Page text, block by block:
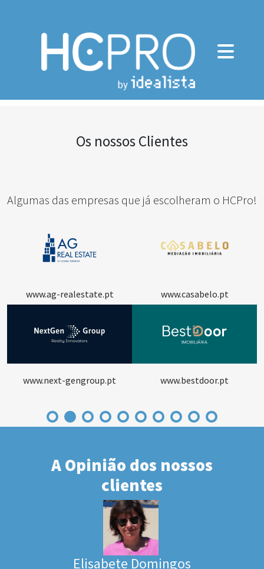
Os nossos Clientes
Algumas das empresas que já escolheram o HCPro!
www.ag-realestate.pt
www.next-gengroup.pt
www.casabelo.pt
www.bestdoor.pt
A Opinião dos nossos
clientes
Elisabete Domingos